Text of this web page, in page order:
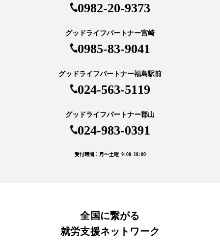
0982-20-9373
グッドライフパートナー宮崎
0985-83-9041
グッドライフパートナー福島駅前
024-563-5119
グッドライフパートナー郡山
024-983-0391
受付時間：月～土曜 9:00-18:00
全国に繋がる
就労支援ネットワーク